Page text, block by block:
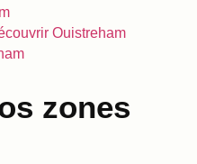
Ouistreham
zones